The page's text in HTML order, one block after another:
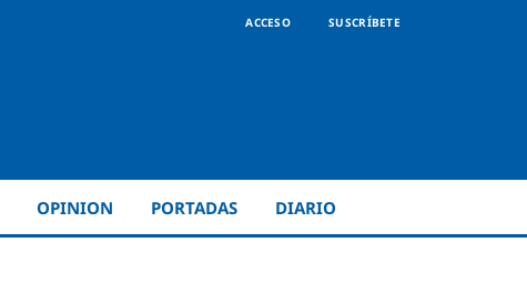
ACCESO SUSCRÍBETE
OPINION PORTADAS DIARIO